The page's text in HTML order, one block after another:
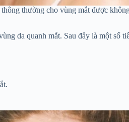
thường cho vùng mắt được
da quanh mắt. Sau đây là một số